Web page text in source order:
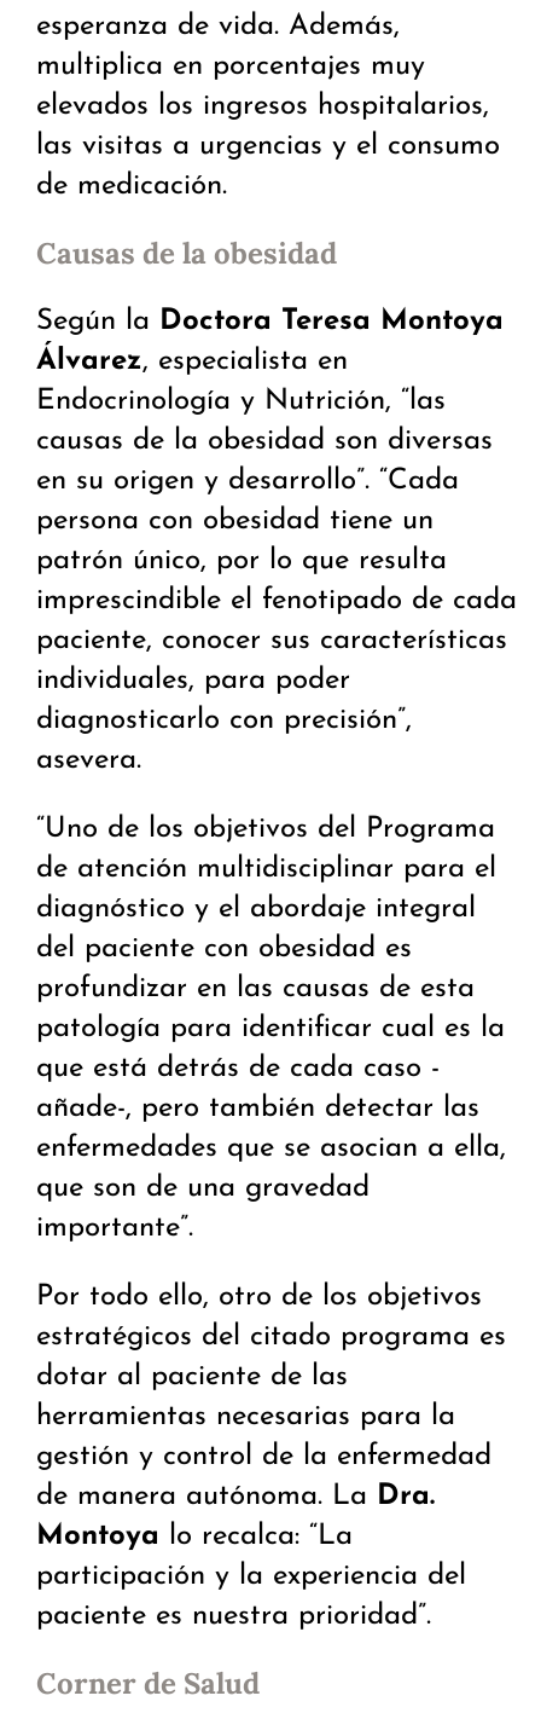
esperanza de vida. Además,
multiplica en porcentajes muy
elevados los ingresos hospitalarios,
las visitas a urgencias y el consumo
de medicación.
Causas de la obesidad
Según la Doctora Teresa Montoya
Álvarez, especialista en
Endocrinología y Nutrición, “las
causas de la obesidad son diversas
en su origen y desarrollo”. “Cada
persona con obesidad tiene un
patrón único, por lo que resulta
imprescindible el fenotipado de cada
paciente, conocer sus características
individuales, para poder
diagnosticarlo con precisión”,
asevera.
“Uno de los objetivos del Programa
de atención multidisciplinar para el
diagnóstico y el abordaje integral
del paciente con obesidad es
profundizar en las causas de esta
patología para identificar cual es la
que está detrás de cada caso -
añade-, pero también detectar las
enfermedades que se asocian a ella,
que son de una gravedad
importante”.
Por todo ello, otro de los objetivos
estratégicos del citado programa es
dotar al paciente de las
herramientas necesarias para la
gestión y control de la enfermedad
de manera autónoma. La Dra.
Montoya lo recalca: “La
participación y la experiencia del
paciente es nuestra prioridad”.
Corner de Salud